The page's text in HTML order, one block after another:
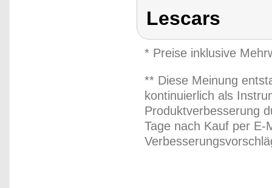
Lescars
* Preise inklusive
** Diese Meinung
kontinuierlich als
Produktverbesserung
Tage nach Kauf per E-